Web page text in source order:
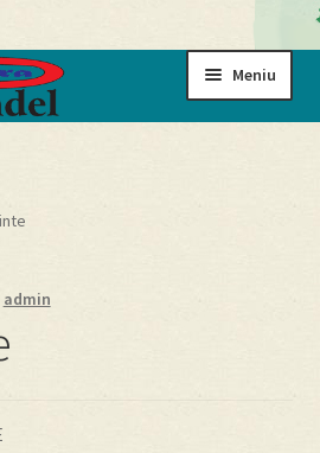
Meniu
admin